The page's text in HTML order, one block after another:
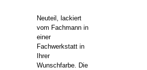
Neuteil, lackiert
vom Fachmann in
einer
Fachwerkstatt in
Ihrer
Wunschfarbe. Die